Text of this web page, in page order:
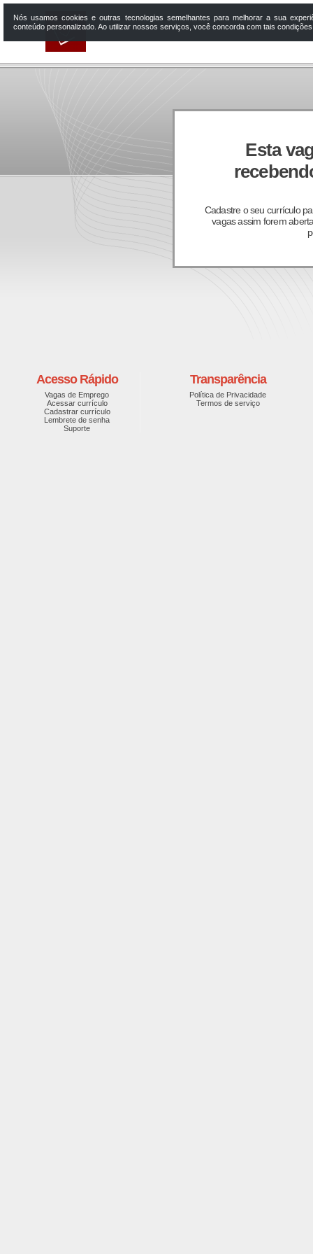
Esta
Cadastre o seu currículo
vagas assim forem
Acesso Rápido
Vagas de Emprego
Acessar currículo
Cadastrar currículo
Lembrete de senha
Suporte
Transparência
Política de Privacidade
Termos de serviço
Nós usamos cookies e outras tecnologias semelhantes para melhorar a sua
conteúdo personalizado. Ao utilizar nossos serviços, você concorda com tais